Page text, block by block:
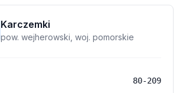
Karczemki
pow. wejherowski, woj. pomorskie
80-209